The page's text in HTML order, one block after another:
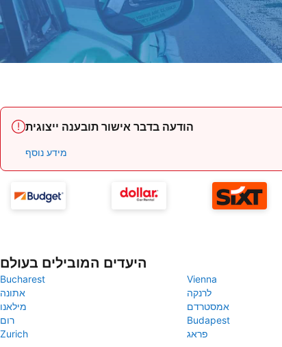
הודעה בדבר אישור תובענה ייצוגית
מידע נוסף
היעדים המובילים בעולם
Bucharest
Vienna
אתונה
לרנקה
מילאנו
אמסטרדם
רום
Budapest
Zurich
פראג